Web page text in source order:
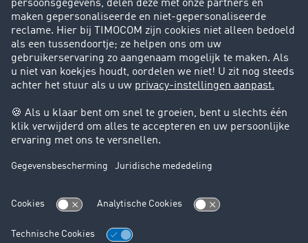
Klanten werven klanten
Support
Contact
Juridische informatie
Juridische info
Algemene voorwaarden